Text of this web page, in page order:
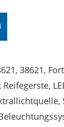
38621,
Reifegerste,